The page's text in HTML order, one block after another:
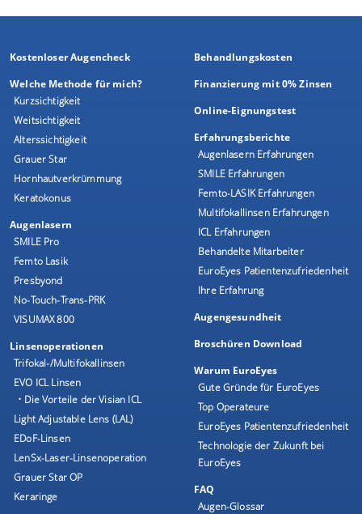
Kostenloser Augencheck
Welche Methode für mich?
Kurzsichtigkeit
Weitsichtigkeit
Alterssichtigkeit
Grauer Star
Hornhautverkrümmung
Keratokonus
Augenlasern
SMILE Pro
Femto Lasik
Presbyond
No-Touch-Trans-PRK
VISUMAX 800
Linsenoperationen
Trifokal-/Multifokallinsen
EVO ICL Linsen
• Die Vorteile der Visian ICL
Light Adjustable Lens (LAL)
EDoF-Linsen
LenSx-Laser-Linsenoperation
Grauer Star OP
Keraringe
Behandlungskosten
Finanzierung mit 0% Zinsen
Online-Eignungstest
Erfahrungsberichte
Augenlasern Erfahrungen
SMILE Erfahrungen
Femto-LASIK Erfahrungen
Multifokallinsen Erfahrungen
ICL Erfahrungen
Behandelte Mitarbeiter
EuroEyes Patientenzufriedenheit
Ihre Erfahrung
Augengesundheit
Broschüren Download
Warum EuroEyes
Gute Gründe für EuroEyes
Top Operateure
EuroEyes Patientenzufriedenheit
Technologie der Zukunft bei
EuroEyes
FAQ
Augen-Glossar